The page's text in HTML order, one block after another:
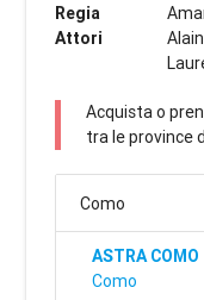
Regia
Attori
Acquista o
tra le province
Como
ASTRA COMO
Como